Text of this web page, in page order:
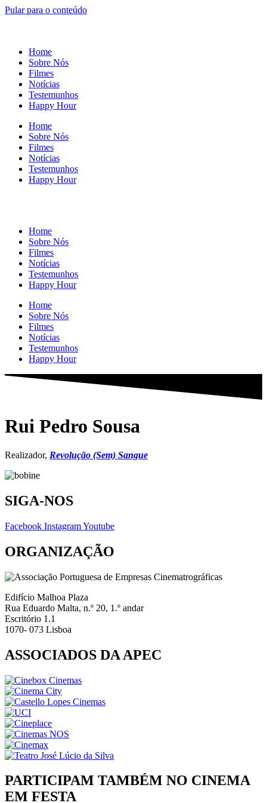
Pular para o conteúdo
Home
Sobre Nós
Filmes
Notícias
Testemunhos
Happy Hour
Home
Sobre Nós
Filmes
Notícias
Testemunhos
Happy Hour
Home
Sobre Nós
Filmes
Notícias
Testemunhos
Happy Hour
Home
Sobre Nós
Filmes
Notícias
Testemunhos
Happy Hour
Rui Pedro Sousa
Realizador, Revolução (Sem) Sangue
SIGA-NOS
Facebook InstagramYoutube
ORGANIZAÇÃO
Edifício Malhoa Plaza
Rua Eduardo Malta, n.º 20, 1.º andar
Escritório 1.1
1070- 073 Lisboa
ASSOCIADOS DA APEC
PARTICIPAM TAMBÉM NO CINEMA
EM FESTA